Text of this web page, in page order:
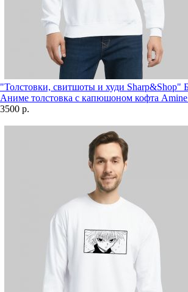
"Толстовки, свитшоты и худи Sharp&Shop"
Аниме толстовка с капюшоном кофта Amine
3500 р.